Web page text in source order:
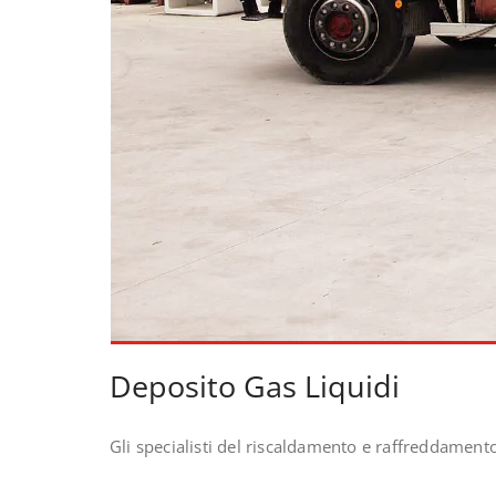
Deposito Gas Liquidi
Gli specialisti del riscaldamento e